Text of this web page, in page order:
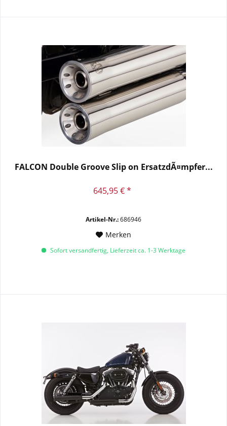
FALCON Double Groove Slip on ErsatzdÃ¤mpfer...
645,95 € *
Artikel-Nr.:686946
Merken
Sofort versandfertig, Lieferzeit ca. 1-3 Werktage